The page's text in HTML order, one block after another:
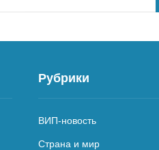
Рубрики
ВИП-новость
Страна и мир